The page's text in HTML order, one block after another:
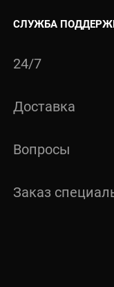
СЛУЖБА
24/7
Доставка
Вопросы
Заказ